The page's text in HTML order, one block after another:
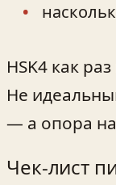
HSK4 как
Не
— а опора
Чек‑лист